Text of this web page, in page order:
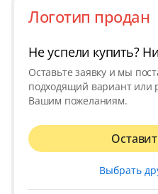
Логотип продан
Не успели купить?
Оставьте заявку и мы
подходящий вариант или
Вашим пожеланиям.
Выбрать